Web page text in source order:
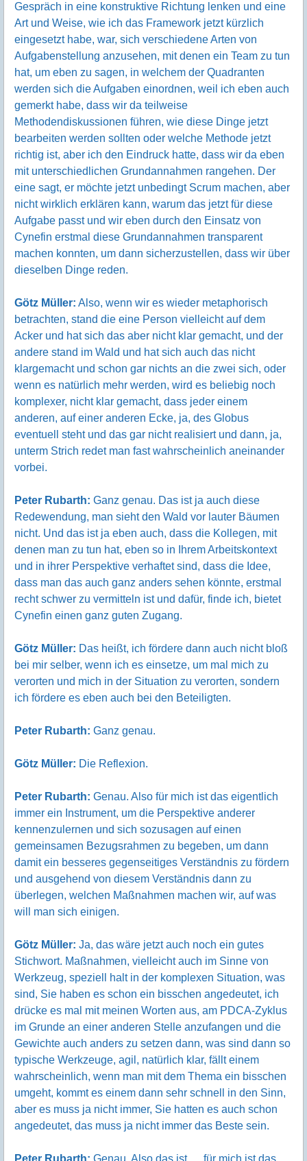
Gespräch in eine konstruktive Richtung lenken und eine
Art und Weise, wie ich das Framework jetzt kürzlich
eingesetzt habe, war, sich verschiedene Arten von
Aufgabenstellung anzusehen, mit denen ein Team zu tun
hat, um eben zu sagen, in welchem der Quadranten
werden sich die Aufgaben einordnen, weil ich eben auch
gemerkt habe, dass wir da teilweise
Methodendiskussionen führen, wie diese Dinge jetzt
bearbeiten werden sollten oder welche Methode jetzt
richtig ist, aber ich den Eindruck hatte, dass wir da eben
mit unterschiedlichen Grundannahmen rangehen. Der
eine sagt, er möchte jetzt unbedingt Scrum machen, aber
nicht wirklich erklären kann, warum das jetzt für diese
Aufgabe passt und wir eben durch den Einsatz von
Cynefin erstmal diese Grundannahmen transparent
machen konnten, um dann sicherzustellen, dass wir über
dieselben Dinge reden.
Götz Müller: Also, wenn wir es wieder metaphorisch
betrachten, stand die eine Person vielleicht auf dem
Acker und hat sich das aber nicht klar gemacht, und der
andere stand im Wald und hat sich auch das nicht
klargemacht und schon gar nichts an die zwei sich, oder
wenn es natürlich mehr werden, wird es beliebig noch
komplexer, nicht klar gemacht, dass jeder einem
anderen, auf einer anderen Ecke, ja, des Globus
eventuell steht und das gar nicht realisiert und dann, ja,
unterm Strich redet man fast wahrscheinlich aneinander
vorbei.
Peter Rubarth: Ganz genau. Das ist ja auch diese
Redewendung, man sieht den Wald vor lauter Bäumen
nicht. Und das ist ja eben auch, dass die Kollegen, mit
denen man zu tun hat, eben so in Ihrem Arbeitskontext
und in ihrer Perspektive verhaftet sind, dass die Idee,
dass man das auch ganz anders sehen könnte, erstmal
recht schwer zu vermitteln ist und dafür, finde ich, bietet
Cynefin einen ganz guten Zugang.
Götz Müller: Das heißt, ich fördere dann auch nicht bloß
bei mir selber, wenn ich es einsetze, um mal mich zu
verorten und mich in der Situation zu verorten, sondern
ich fördere es eben auch bei den Beteiligten.
Peter Rubarth: Ganz genau.
Götz Müller: Die Reflexion.
Peter Rubarth: Genau. Also für mich ist das eigentlich
immer ein Instrument, um die Perspektive anderer
kennenzulernen und sich sozusagen auf einen
gemeinsamen Bezugsrahmen zu begeben, um dann
damit ein besseres gegenseitiges Verständnis zu fördern
und ausgehend von diesem Verständnis dann zu
überlegen, welchen Maßnahmen machen wir, auf was
will man sich einigen.
Götz Müller: Ja, das wäre jetzt auch noch ein gutes
Stichwort. Maßnahmen, vielleicht auch im Sinne von
Werkzeug, speziell halt in der komplexen Situation, was
sind, Sie haben es schon ein bisschen angedeutet, ich
drücke es mal mit meinen Worten aus, am PDCA-Zyklus
im Grunde an einer anderen Stelle anzufangen und die
Gewichte auch anders zu setzen dann, was sind dann so
typische Werkzeuge, agil, natürlich klar, fällt einem
wahrscheinlich, wenn man mit dem Thema ein bisschen
umgeht, kommt es einem dann sehr schnell in den Sinn,
aber es muss ja nicht immer, Sie hatten es auch schon
angedeutet, das muss ja nicht immer das Beste sein.